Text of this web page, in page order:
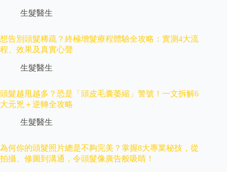
生髮醫生
想告別頭髮稀疏？終極增髮療程體驗全攻略：實測4大流
程、效果及真實心聲
生髮醫生
頭髮越甩越多？恐是「頭皮毛囊萎縮」警號！一文拆解6
大元兇＋逆轉全攻略
生髮醫生
為何你的頭髮照片總是不夠完美？掌握8大專業秘技，從
拍攝、修圖到溝通，令頭髮像廣告般吸睛！